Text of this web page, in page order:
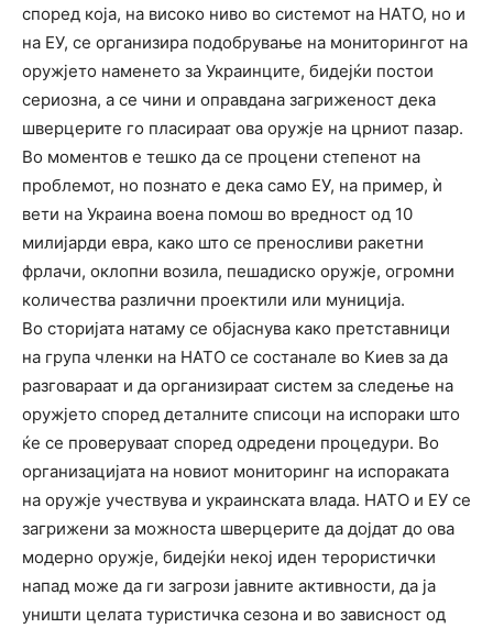
според која, на високо ниво во системот на НАТО, но и
на ЕУ, се организира подобрување на мониторингот на
оружјето наменето за Украинците, бидејќи постои
сериозна, а се чини и оправдана загриженост дека
шверцерите го пласираат ова оружје на црниот пазар.
Во моментов е тешко да се процени степенот на
проблемот, но познато е дека само ЕУ, на пример, ѝ
вети на Украина воена помош во вредност од 10
милијарди евра, како што се преносливи ракетни
фрлачи, оклопни возила, пешадиско оружје, огромни
количества различни проектили или муниција.
Во сторијата натаму се објаснува како претставници
на група членки на НАТО се состанале во Киев за да
разговараат и да организираат систем за следење на
оружјето според деталните списоци на испораки што
ќе се проверуваат според одредени процедури. Во
организацијата на новиот мониторинг на испораката
на оружје учествува и украинската влада. НАТО и ЕУ се
загрижени за можноста шверцерите да дојдат до ова
модерно оружје, бидејќи некој иден терористички
напад може да ги загрози јавните активности, да ја
уништи целата туристичка сезона и во зависност од